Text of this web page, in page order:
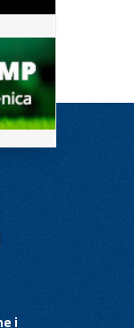
i